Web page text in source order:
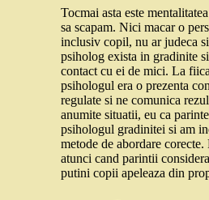
Tocmai asta este
sa scapam. Nici macar o
inclusiv copil, nu ar judeca
psiholog exista in gradinite
contact cu ei de mici. La
psihologul era o prezenta
regulate si ne comunica
anumite situatii, eu ca
psihologul gradinitei si am
metode de abordare
atunci cand parintii
putini copii apeleaza din